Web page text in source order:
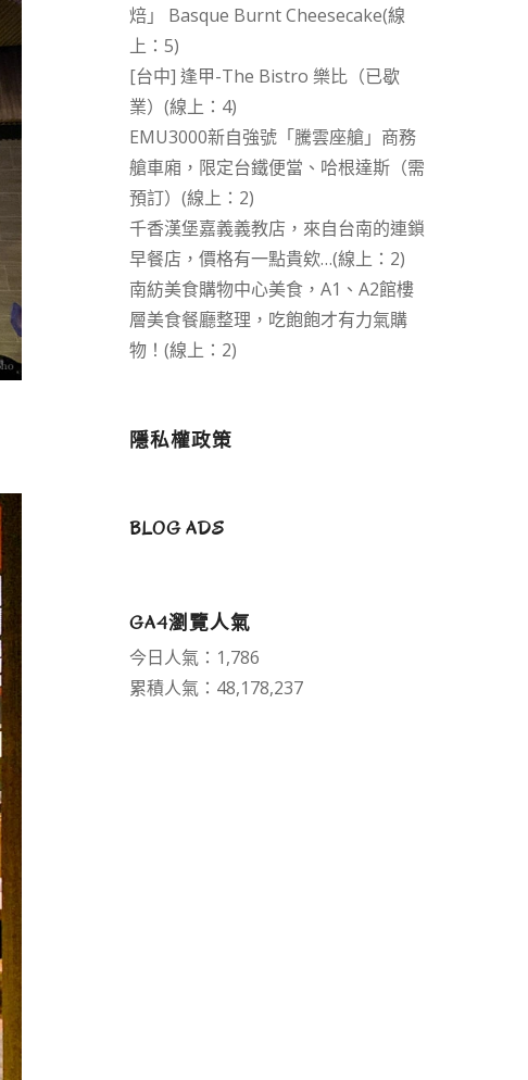
焙」 Basque Burnt Cheesecake(線
上：5)
[台中] 逢甲-The Bistro 樂比（已歇
業）(線上：4)
EMU3000新自強號「騰雲座艙」商務
艙車廂，限定台鐵便當、哈根達斯（需
預訂）(線上：2)
千香漢堡嘉義義教店，來自台南的連鎖
早餐店，價格有一點貴欸…(線上：2)
南紡美食購物中心美食，A1、A2館樓
層美食餐廳整理，吃飽飽才有力氣購
物！(線上：2)
隱私權政策
BLOG ADS
GA4瀏覽人氣
今日人氣：1,786
累積人氣：48,178,237